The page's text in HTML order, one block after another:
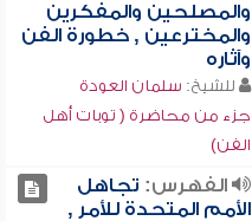
والمصلحين والمفكرين
والمخترعين , خطورة الفن
وآثاره
للشيخ: سلمان العودة
جزء من محاضرة ( توبات أهل
الفن)
الفهرس: تجاهل
الأمم المتحدة للأمر ,